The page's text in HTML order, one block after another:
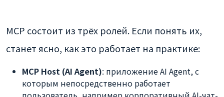
MCP состоит из трёх ролей. Если понять их,
станет ясно, как это работает на практике:
MCP Host (AI Agent): приложение AI Agent, с
которым непосредственно работает